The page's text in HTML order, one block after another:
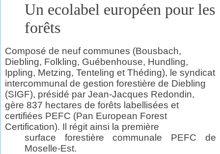
Un ecolabel européen pour les
forêts
Composé de neuf communes (Bousbach,
Diebling, Folkling, Guébenhouse, Hundling,
Ippling, Metzing, Tenteling et Théding), le syndicat
intercommunal de gestion forestière de Diebling
(SIGF), présidé par Jean-Jacques Redondin,
gère 837 hectares de forêts labellisées et
certifiées PEFC (Pan European Forest
Certification). Il régit ainsi la première
surface forestière communale PEFC de
Moselle-Est.